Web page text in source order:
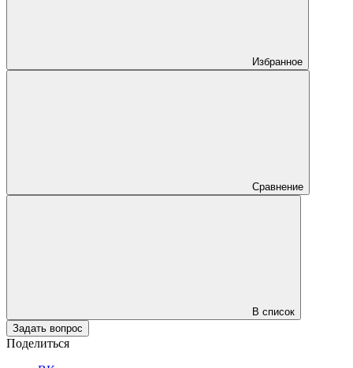
Избранное
Сравнение
В список
Задать вопрос
Поделиться